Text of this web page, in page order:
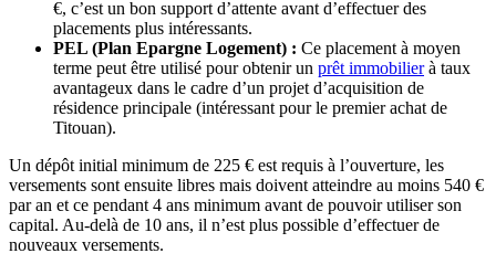
€, c’est un bon support d’attente avant d’effectuer des
placements plus intéressants.
PEL (Plan Epargne Logement) : Ce placement à moyen
terme peut être utilisé pour obtenir un prêt immobilierà taux
avantageux dans le cadre d’un projet d’acquisition de
résidence principale (intéressant pour le premier achat de
Titouan).
Un dépôt initial minimum de 225 € est requis à l’ouverture, les
versements sont ensuite libres mais doivent atteindre au moins 540 €
par an et ce pendant 4 ans minimum avant de pouvoir utiliser son
capital. Au-delà de 10 ans, il n’est plus possible d’effectuer de
nouveaux versements.